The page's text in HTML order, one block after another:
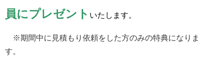
員にプレゼント いたします。
※期間中に見積もり依頼をした方のみの特典になりま
す。